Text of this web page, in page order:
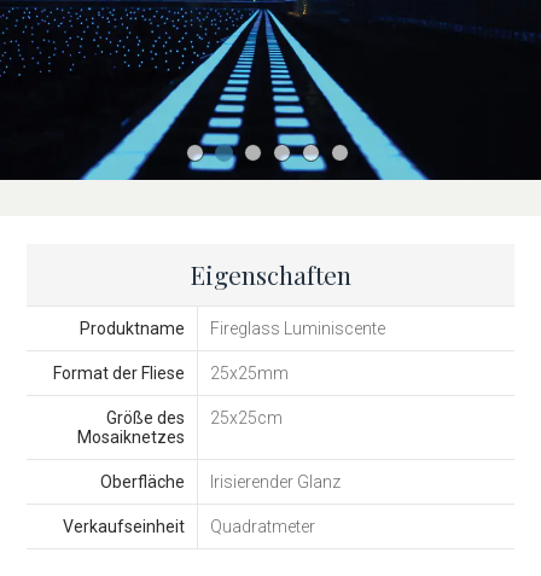
Eigenschaften
Produktname Fireglass Luminiscente
Format der Fliese 25x25mm
Größe des
Mosaiknetzes
25x25cm
Oberfläche Irisierender Glanz
Verkaufseinheit Quadratmeter